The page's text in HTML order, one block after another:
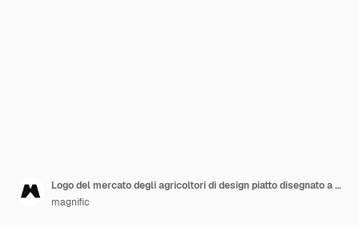
Logo del mercato degli agricoltori di design piatto disegnato a mano
magnific